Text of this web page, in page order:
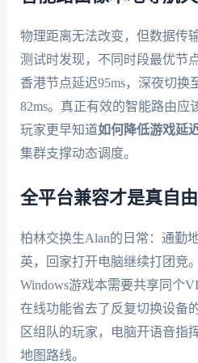
物理距离无法改变，但数据传
测试时发现，不同时段最优节
香港节点延迟95ms，深夜切换
82ms。真正有效的智能路由应
玩家更早知道如何降低游戏延
集群支撑动态调度。
全平台兼容才是真自由
柏林交换生Alan的日常：通勤
英，回家打开电脑继续打团竞
Windows游戏本需要共享同个
在线功能省去了反复切换设备
区组队的玩家，电脑开语音指
地图路线。